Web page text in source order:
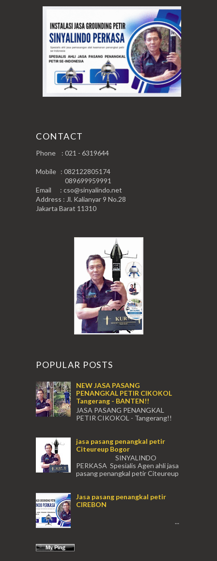
CONTACT
Phone : 021 - 6319644
Mobile : 082122805174
089699959991
Email : cso@sinyalindo.net
Address : Jl. Kalianyar 9 No.28
Jakarta Barat 11310
POPULAR POSTS
NEW JASA PASANG
PENANGKAL PETIR CIKOKOL
Tangerang - BANTEN!!
JASA PASANG PENANGKAL
PETIR CIKOKOL - Tangerang!!
CIKOKOL TANGERANG ...
jasa pasang penangkal petir
Citeureup Bogor
SINYALINDO
PERKASA Spesialis Agen ahli jasa
pasang penangkal petir Citeureup
Jasa pasang penangkal petir
CIREBON
...